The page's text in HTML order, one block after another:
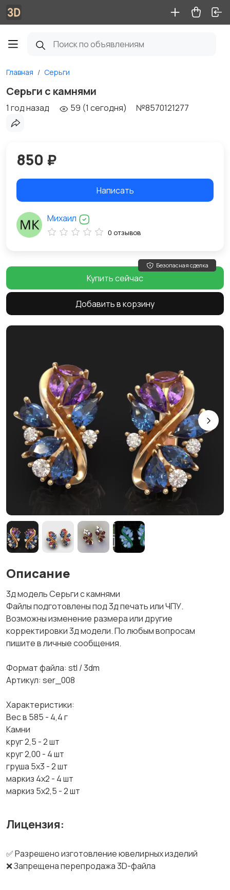
Главная Серьги
Серьги с камнями
1 год назад 59 (1 сегодня) №8570121277
Описание
3д модель Серьги с камнями
Файлы подготовлены под 3д печать или ЧПУ.
Возможны изменение размера или другие
корректировки 3д модели. По любым вопросам
пишите в личные сообщения.
Формат файла: stl / 3dm
Артикул: ser_008
Характеристики:
Вес в 585 - 4,4 г
Камни
круг 2,5 - 2 шт
круг 2,00 - 4 шт
груша 5х3 - 2 шт
маркиз 4х2 - 4 шт
маркиз 5х2,5 - 2 шт
Лицензия:
✅ Разрешено изготовление ювелирных изделий
❌ Запрещена перепродажа 3D-файла
850 ₽
Написать
Михаил
0 отзывов
Безопасная сделка
Купить сейчас
Добавить в корзину